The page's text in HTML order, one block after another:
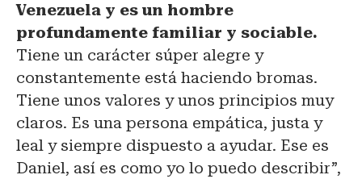
Venezuela y es un hombre
profundamente familiar y sociable.
Tiene un carácter súper alegre y
constantemente está haciendo bromas.
Tiene unos valores y unos principios muy
claros. Es una persona empática, justa y
leal y siempre dispuesto a ayudar. Ese es
Daniel, así es como yo lo puedo describir”,